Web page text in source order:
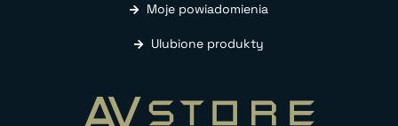
Moje powiadomienia
Ulubione produkty